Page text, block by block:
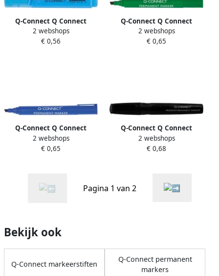
Q-Connect Q Connect
markeerstift blauw
2 webshops
€ 0,56
Q-Connect Q Connect
permanent marker schuine
punt groen
2 webshops
€ 0,65
Q-Connect Q Connect
permanente marker
schuine punt blauw
2 webshops
€ 0,65
Q-Connect Q Connect
premium permanent
marker ronde punt zwart
2 webshops
€ 0,68
Pagina 1 van 2
Bekijk ook
Q-Connect markeerstiften
Q-Connect permanent
markers